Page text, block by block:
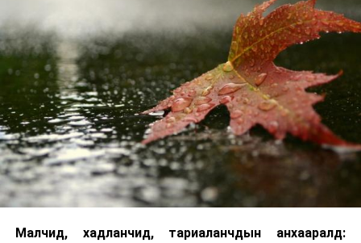
Малчид, хадланчид, тариаланчдын анхааралд: